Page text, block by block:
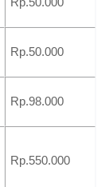
Rp.50.000
Rp.98.000
Rp.550.000